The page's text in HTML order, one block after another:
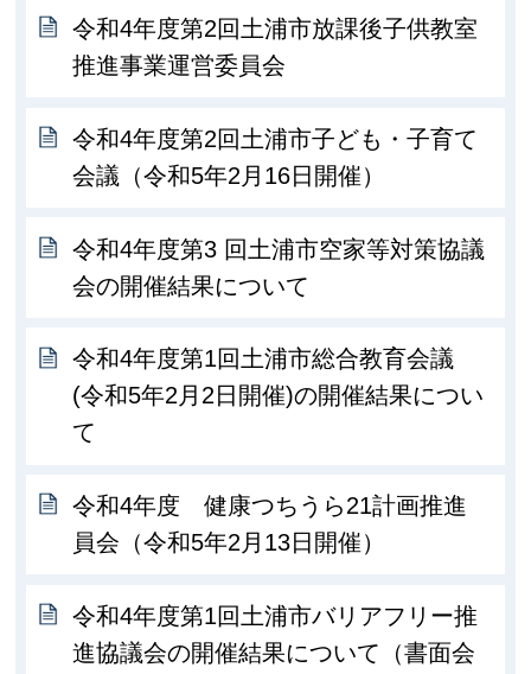
令和4年度第2回土浦市放課後子供教室
推進事業運営委員会
令和4年度第2回土浦市子ども・子育て
会議（令和5年2月16日開催）
令和4年度第3 回土浦市空家等対策協議
会の開催結果について
令和4年度第1回土浦市総合教育会議
(令和5年2月2日開催)の開催結果につい
て
令和4年度 健康つちうら21計画推進
員会（令和5年2月13日開催）
令和4年度第1回土浦市バリアフリー推
進協議会の開催結果について（書面会